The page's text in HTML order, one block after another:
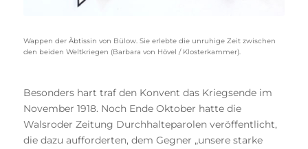
Wappen der Äbtissin von Bülow. Sie erlebte die unruhige Zeit zwischen
den beiden Weltkriegen (Barbara von Hövel / Klosterkammer).
Besonders hart traf den Konvent das Kriegsende im
November 1918. Noch Ende Oktober hatte die
Walsroder Zeitung Durchhalteparolen veröffentlicht,
die dazu aufforderten, dem Gegner „unsere starke